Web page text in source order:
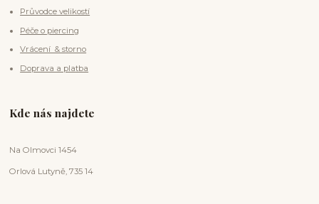
Průvodce velikostí
Péče o piercing
Vrácení & storno
Doprava a platba
Kde nás najdete
Na Olmovci 1454
Orlová Lutyně, 735 14